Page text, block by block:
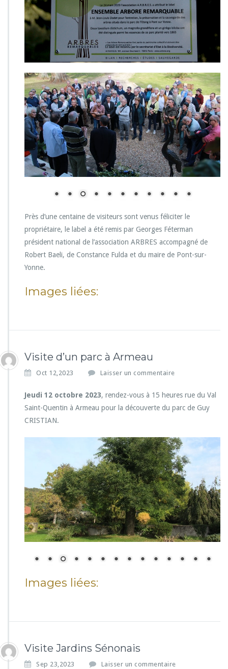
Près d’une centaine de visiteurs sont venus féliciter le
propriétaire, le label a été remis par Georges Féterman
président national de l’association ARBRES accompagné de
Robert Baeli, de Constance Fulda et du maire de Pont-sur-
Yonne.
Images liées:
Visite d’un parc à Armeau
Oct 12,2023 Laisser un commentaire
Jeudi 12 octobre 2023, rendez-vous à 15 heures rue du Val
Saint-Quentin à Armeau pour la découverte du parc de Guy
CRISTIAN.
Images liées:
Visite Jardins Sénonais
Sep 23,2023 Laisser un commentaire